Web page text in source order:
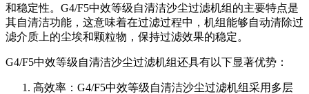
和稳定性。G4/F5中效等级自清洁沙尘过滤机组的主要特点是
其自清洁功能，这意味着在过滤过程中，机组能够自动清除过
滤介质上的尘埃和颗粒物，保持过滤效果的稳定。
G4/F5中效等级自清洁沙尘过滤机组还具有以下显著优势：
高效率：G4/F5中效等级自清洁沙尘过滤机组采用多层